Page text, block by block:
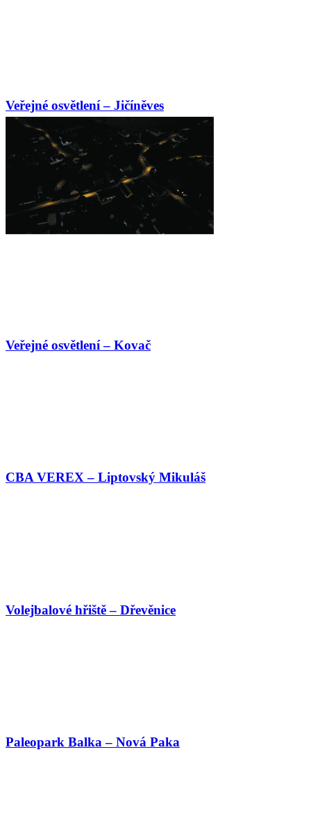
Veřejné osvětlení – Jičíněves
Veřejné osvětlení – Kovač
CBA VEREX – Liptovský Mikuláš
Volejbalové hřiště – Dřevěnice
Paleopark Balka – Nová Paka